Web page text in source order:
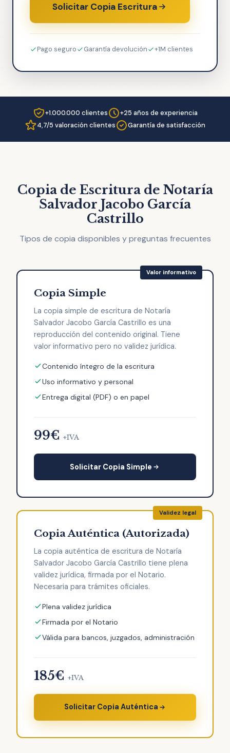
Solicitar Copia Escritura
Pago seguro Garantía devolución +1M clientes
+1.000.000 clientes
+25 años de experiencia
4,7/5 valoración clientes
Garantía de satisfacción
Copia de Escritura de Notaría
Salvador Jacobo García
Castrillo
Tipos de copia disponibles y preguntas frecuentes
Copia Simple
La copia simple de escritura de Notaría
Salvador Jacobo García Castrillo es una
reproducción del contenido original. Tiene
valor informativo pero no validez jurídica.
Contenido íntegro de la escritura
Uso informativo y personal
Entrega digital (PDF) o en papel
99€ +IVA
Solicitar Copia Simple
Copia Auténtica (Autorizada)
La copia auténtica de escritura de Notaría
Salvador Jacobo García Castrillo tiene plena
validez jurídica, firmada por el Notario.
Necesaria para trámites oficiales.
Plena validez jurídica
Firmada por el Notario
Válida para bancos, juzgados, administración
185€ +IVA
Solicitar Copia Auténtica